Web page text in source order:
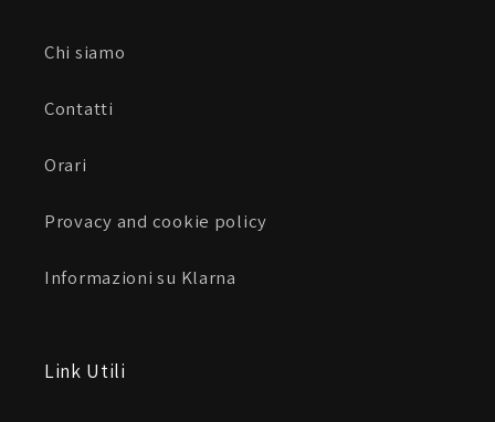
Chi siamo
Contatti
Orari
Provacy and cookie policy
Informazioni su Klarna
Link Utili